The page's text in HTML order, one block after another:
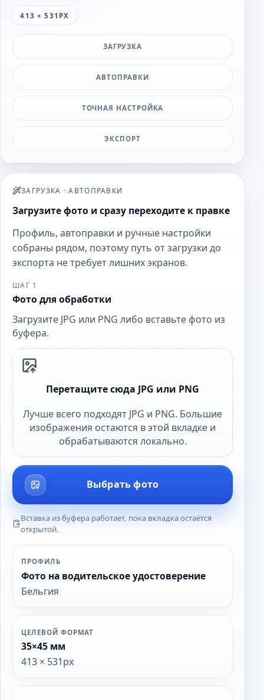
413 × 531PX
ЗАГРУЗКА
АВТОПРАВКИ
ТОЧНАЯ НАСТРОЙКА
ЭКСПОРТ
ЗАГРУЗКА ·АВТОПРАВКИ
Загрузите фото и сразу переходите к правке
Профиль, автоправки и ручные настройки
собраны рядом, поэтому путь от загрузки до
экспорта не требует лишних экранов.
ШАГ 1
Фото для обработки
Загрузите JPG или PNG либо вставьте фото из
буфера.
Перетащите сюда JPG или PNG
Лучше всего подходят JPG и PNG. Большие
изображения остаются в этой вкладке и
обрабатываются локально.
Выбрать фото
Вставка из буфера работает, пока вкладка остаётся
открытой.
ПРОФИЛЬ
Фото на водительское удостоверение
Бельгия
ЦЕЛЕВОЙ ФОРМАТ
35×45 мм
413 × 531px